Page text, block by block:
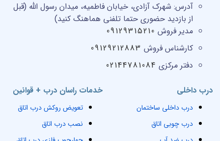
خدمات راسان درب + قوانین
تعویض روکش درب اتاق
نصب درب اتاق
درب داخلی
درب داخلی ساختمان
درب چوبی اتاق
آدرس: شهرک آزادی، خیابان فاطمیه، میدان رسول الله (قبل
از بازدید حضوری حتما تلفنی هماهنگ کنید)
مدیر فروش 09129315210
کارشناس فروش 09129212883
دفتر مرکزی 02144781084